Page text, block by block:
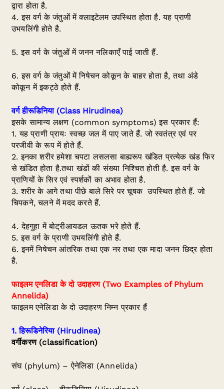
द्वारा होता है.
4. इस वर्ग के जंतुओं में क्लाइटेलम उपस्थित होता है. यह प्राणी
उभयलिंगी होते है.
5. इस वर्ग के जंतुओं में जनन नलिकाएँ पाई जाती हैं.
6. इस वर्ग के जंतुओं में निषेचन कोकून के बाहर होता है, तथा अंडे
कोकून में इकट्ठे होते हैं.
वर्ग हीरूडिनिया(Class Hirudinea)
इसके सामान्य लक्षण (common symptoms) इस प्रकार हैं:
1. यह प्राणी प्रायः स्वच्छ जल में पाए जाते हैं. जो स्वतंत्र एवं पर
परजीवी के रूप में होते हैं.
2. इनका शरीर हमेशा चपटा लसलसा बाह्यरूप खंडित प्रत्येक खंड फिर
से खंडित होता है.तथा खंडों की संख्या निश्चित होती है. इस वर्ग के
प्राणियों के सिर एवं स्पर्शकों का अभाव होता है.
3. शरीर के आगे तथा पीछे बाले सिरे पर चूषक उपस्थित होते हैं. जो
चिपकने, चलने में मदद करते हैं.
4. देहगुहा में बोट्रीआयडल ऊतक भरे होते हैं.
5. इस वर्ग के प्राणी उभयलिंगी होते हैं.
6. इनमें निषेचन आंतरिक तथा एक नर तथा एक मादा जनन छिद्र होता
है.
फाइलम एनलिडा के दो उदाहरण (Two Examples of Phylum
Annelida)
फाइलम एनेलिडा के दो उदाहरण निम्न प्रकार हैं
1.हिरूडिनेरिया (Hirudinea)
वर्गीकरण (classification)
संघ (phylum) – ऐनेलिडा (Annelida)